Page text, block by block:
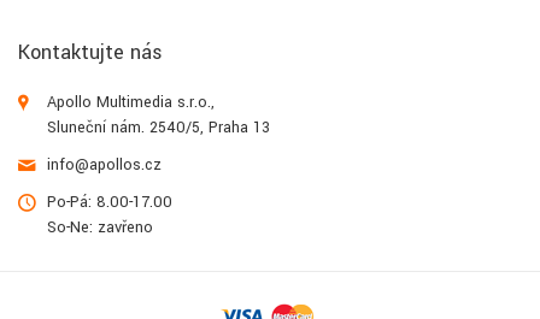
Kontaktujte nás
Apollo Multimedia s.r.o.,
Sluneční nám. 2540/5, Praha 13
info@apollos.cz
Po-Pá: 8.00-17.00
So-Ne: zavřeno